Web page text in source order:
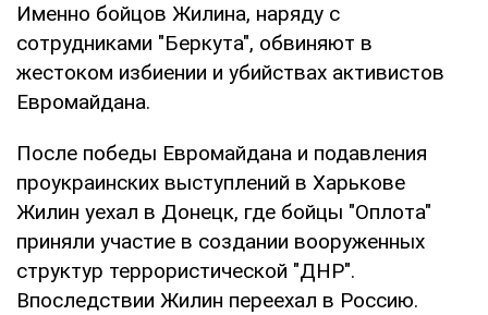
Именно бойцов Жилина, наряду с
сотрудниками "Беркута", обвиняют в
жестоком избиении и убийствах активистов
Евромайдана.
После победы Евромайдана и подавления
проукраинских выступлений в Харькове
Жилин уехал в Донецк, где бойцы "Оплота"
приняли участие в создании вооруженных
структур террористической "ДНР".
Впоследствии Жилин переехал в Россию.